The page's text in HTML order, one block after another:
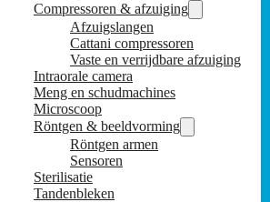
Compressoren & afzuiging
Afzuigslangen
Cattani compressoren
Vaste en verrijdbare afzuiging
Intraorale camera
Meng en schudmachines
Microscoop
Röntgen & beeldvorming
Röntgen armen
Sensoren
Sterilisatie
Tandenbleken